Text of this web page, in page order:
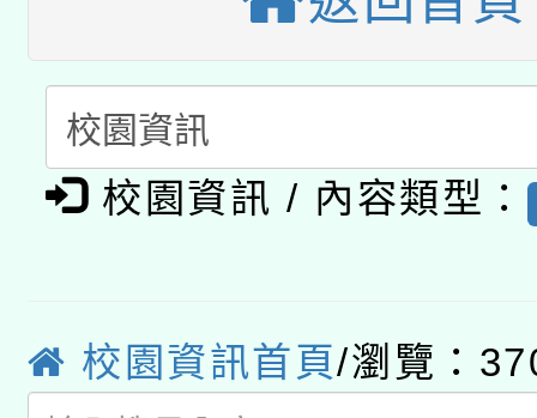
暨閱讀推動專業研習
科技賦能─人工智慧
礎課程
A3數位素養講師名單
「數位內容與教學軟體
pilot」
有關大陸委員會函釋公
用水績優單位及節水達
桃園市孔廟祈福系列
2026年桃園地景藝術
校園資訊 / 內容類型：
校園資訊首頁/瀏覽：